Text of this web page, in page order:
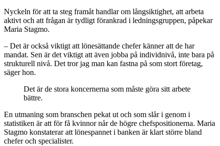
Nyckeln för att ta steg framåt handlar om långsiktighet, att arbeta
aktivt och att frågan är tydligt förankrad i ledningsgruppen, påpekar
Maria Stagmo.
– Det är också viktigt att lönesättande chefer känner att de har
mandat. Sen är det viktigt att även jobba på individnivå, inte bara på
strukturell nivå. Det tror jag man kan fastna på som stort företag,
säger hon.
Det är de stora koncernerna som måste göra sitt arbete
bättre.
En utmaning som branschen pekat ut och som slår i genom i
statistiken är att för få kvinnor når de högre chefspositionerna. Maria
Stagmo konstaterar att lönespannet i banken är klart större bland
chefer och specialister.